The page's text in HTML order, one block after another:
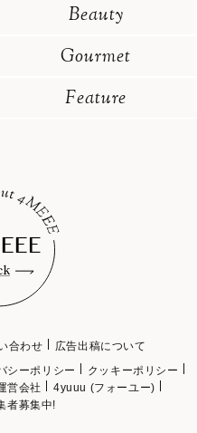
Beauty
Gourmet
Feature
合わせ
広告出稿について
シーポリシー
クッキーポリシー
営会社
4yuuu (フォーユー)
者募集中!